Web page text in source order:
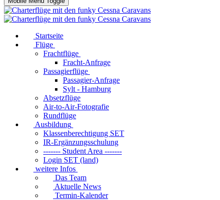
Startseite
Flüge
Frachtflüge
Fracht-Anfrage
Passagierflüge
Passagier-Anfrage
Sylt - Hamburg
Absetzflüge
Air-to-Air-Fotografie
Rundflüge
Ausbildung
Klassenberechtigung SET
IR-Ergänzungsschulung
------- Student Area -------
Login SET (land)
weitere Infos
Das Team
Aktuelle News
Termin-Kalender